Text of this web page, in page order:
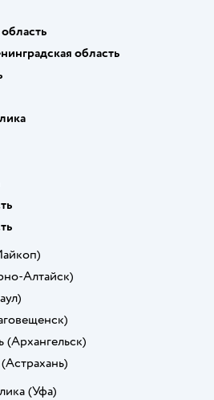
область
Алтайск)
(Архангельск)
(Астрахань)
(Уфа)